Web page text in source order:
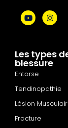
Les types
blessure
Entorse
Tendinopathie
Lésion
Fracture